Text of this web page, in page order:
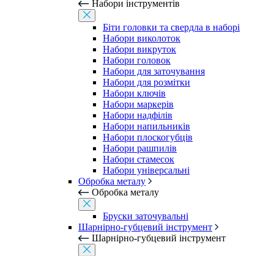
Набори інструментів
Біти головки та свердла в наборі
Набори виколоток
Набори викруток
Набори головок
Набори для заточування
Набори для розмітки
Набори ключів
Набори маркерів
Набори надфілів
Набори напильників
Набори плоскогубців
Набори рашпилів
Набори стамесок
Набори універсальні
Обробка металу
Обробка металу
Бруски заточувальні
Шарнірно-губцевий інструмент
Шарнірно-губцевий інструмент